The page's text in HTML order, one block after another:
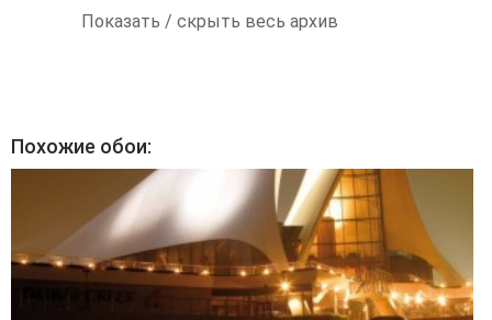
Показать / скрыть весь архив
Похожие обои: